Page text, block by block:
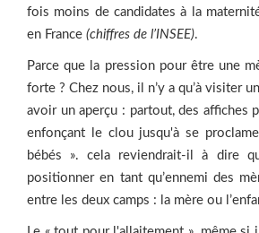
fois moins de candidates à la
en France (chiffres de l’INSEE).
Parce que la pression pour être une
forte ? Chez nous, il n’y a qu’à visiter
avoir un aperçu : partout, des affiches
enfonçant le clou jusqu'à se
bébés ». cela reviendrait-il à dire
positionner en tant qu’ennemi des
entre les deux camps : la mère ou